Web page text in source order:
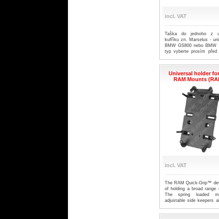
incl. VAT
Taška do jednoho z
kufříku zn. Marselus -
BMW GS800 nebo BMW
typ vyberte prosím
Universal holder
RAM Mounts
incl. VAT
The RAM Quick-Grip™
of holding a broad range
The spring loaded
adjustable side keepers